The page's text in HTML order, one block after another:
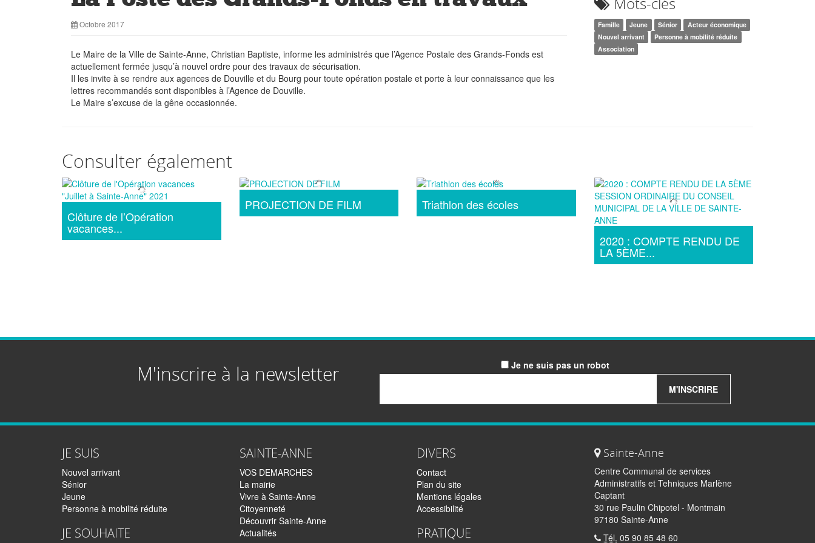
Octobre 2017
Le Maire de la Ville de Sainte-Anne, Christian Baptiste, informe les administrés que l’Agence Postale des Grands-Fonds est
actuellement fermée jusqu’à nouvel ordre pour des travaux de sécurisation.
Il les invite à se rendre aux agences de Douville et du Bourg pour toute opération postale et porte à leur connaissance que les
lettres recommandés sont disponibles à l’Agence de Douville.
Le Maire s’excuse de la gêne occasionnée.
Famille Jeune Sénior
Acteur économique
Nouvel arrivant
Personne à mobilité réduite
Association
Consulter également
Clôture de l’Opération
vacances...
PROJECTION DE FILM Triathlon des écoles
2020 : COMPTE RENDU DE
LA 5ÈME...
M'inscrire à la newsletter
Je ne suis pas un robot
M'INSCRIRE
JE SUIS
Nouvel arrivant
Sénior
Jeune
Personne à mobilité réduite
JE SOUHAITE
SAINTE-ANNE
VOS DEMARCHES
La mairie
Vivre à Sainte-Anne
Citoyenneté
Découvrir Sainte-Anne
Actualités
DIVERS
Contact
Plan du site
Mentions légales
Accessibilité
PRATIQUE
Sainte-Anne
Centre Communal de services
Administratifs et Tehniques Marlène
Captant
30 rue Paulin Chipotel - Montmain
97180 Sainte-Anne
Tél. 05 90 85 48 60